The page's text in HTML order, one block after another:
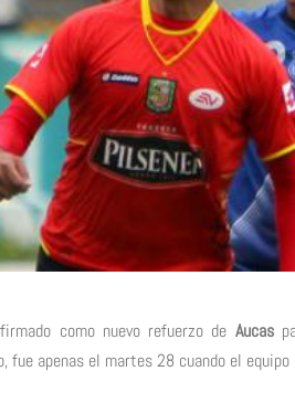
como nuevo refuerzo de Aucas
fue apenas el martes 28 cuando el